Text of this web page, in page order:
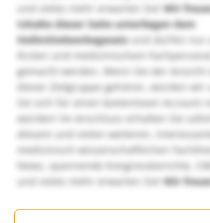
und vieles mehr erwarten Sie!Wir
Inhalte dieser Seite unterliegen dem
Heilmittelwerbegesetzund dürfen nur
Ärzten und medizinischem
gemacht werden. Wenn Sie der Ansicht
dieser Zielgruppe gehören, würden wir
Sie sich für einen kostenlosen Account
würden! Im Anschluss erhalten Sie
diesem und vielen weiteren,
medizinisch-wissenschaftlichen
News, spannende Kongressberichte,
und vieles mehr erwarten Sie!Wir